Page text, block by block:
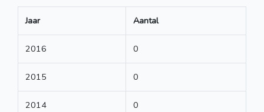
Jaar Aantal
2016 0
2015 0
2014 0